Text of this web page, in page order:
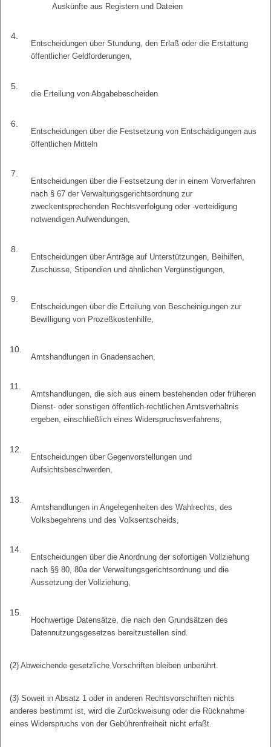
Auskünfte aus Registern und Dateien
4.
Entscheidungen über Stundung, den Erlaß oder die Erstattung
öffentlicher Geldforderungen,
5.
die Erteilung von Abgabebescheiden
6.
Entscheidungen über die Festsetzung von Entschädigungen aus
öffentlichen Mitteln
7.
Entscheidungen über die Festsetzung der in einem Vorverfahren
nach § 67 der Verwaltungsgerichtsordnung zur
zweckentsprechenden Rechtsverfolgung oder -verteidigung
notwendigen Aufwendungen,
8.
Entscheidungen über Anträge auf Unterstützungen, Beihilfen,
Zuschüsse, Stipendien und ähnlichen Vergünstigungen,
9.
Entscheidungen über die Erteilung von Bescheinigungen zur
Bewilligung von Prozeßkostenhilfe,
10.
Amtshandlungen in Gnadensachen,
11.
Amtshandlungen, die sich aus einem bestehenden oder früheren
Dienst- oder sonstigen öffentlich-rechtlichen Amtsverhältnis
ergeben, einschließlich eines Widerspruchsverfahrens,
12.
Entscheidungen über Gegenvorstellungen und
Aufsichtsbeschwerden,
13.
Amtshandlungen in Angelegenheiten des Wahlrechts, des
Volksbegehrens und des Volksentscheids,
14.
Entscheidungen über die Anordnung der sofortigen Vollziehung
nach §§ 80, 80a der Verwaltungsgerichtsordnung und die
Aussetzung der Vollziehung,
15.
Hochwertige Datensätze, die nach den Grundsätzen des
Datennutzungsgesetzes bereitzustellen sind.
(2) Abweichende gesetzliche Vorschriften bleiben unberührt.
(3) Soweit in Absatz 1 oder in anderen Rechtsvorschriften nichts
anderes bestimmt ist, wird die Zurückweisung oder die Rücknahme
eines Widerspruchs von der Gebührenfreiheit nicht erfaßt.